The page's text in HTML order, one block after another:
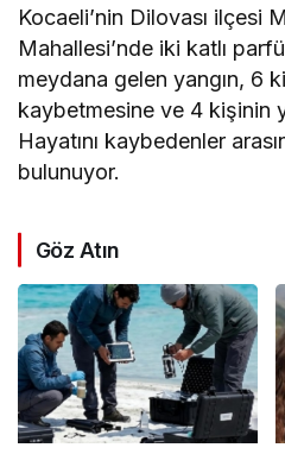
Kocaeli’nin Dilovası ilçesi
Mahallesi’nde iki katlı
meydana gelen yangın, 6
kaybetmesine ve 4 kişinin
Hayatını kaybedenler
bulunuyor.
Göz Atın